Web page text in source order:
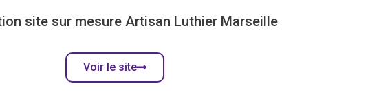
site sur mesure Artisan Luthier Marseille
Voir le site